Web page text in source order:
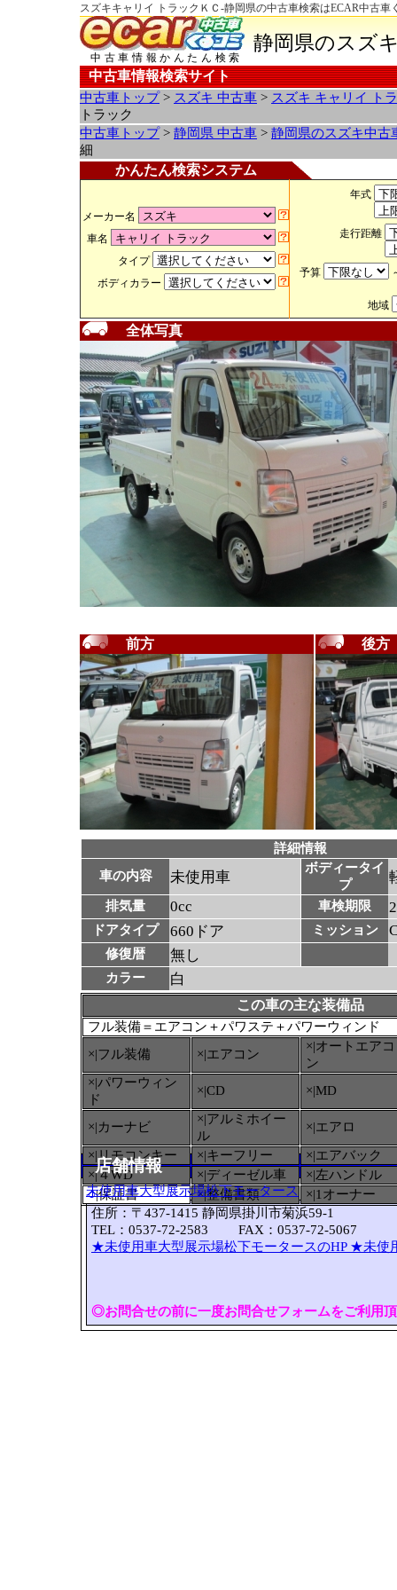
スズキキャリイ トラックＫＣ-静岡県の中古車検索はECAR中古車
中古車情報かんたん検索
静岡県のスズ
中古車情報検索サイト
中古車トップ> スズキ 中古車 > スズキ キャリイ ト
トラック
中古車トップ> 静岡県 中古車 > 静岡県のスズキ中古
細
かんたん検索システム
メーカー名
車名
タイプ
ボディカラー
年式
走行距離
予算
地域
全体写真
前方 後方
詳細情報
車の内容
未使用車
ボディータイ
プ
排気量 0cc 車検期限
ドアタイプ 660ドア ミッション
修復暦 無し
カラー 白
この車の主な装備品
フル装備＝エアコン＋パワステ＋パワーウィンド
×|フル装備
×|エアコン
×|オートエアコ
ン
×|パワーウィン
ド
×|CD ×|MD
×|カーナビ
×|アルミホイー
ル
×|エアロ
×|リモコンキー
×|キーフリー
×|エアバック
×|４WD
×|ディーゼル車
×|左ハンドル
○|保証書 ×|整備書類 ×|1オーナー
店舗情報
未使用車大型展示場松下モータース
住所：〒437-1415 静岡県掛川市菊浜59-1
TEL：0537-72-2583 FAX：0537-72-5067
★未使用車大型展示場松下モータースのHP ★未使
◎お問合せの前に一度お問合せフォームをご利用